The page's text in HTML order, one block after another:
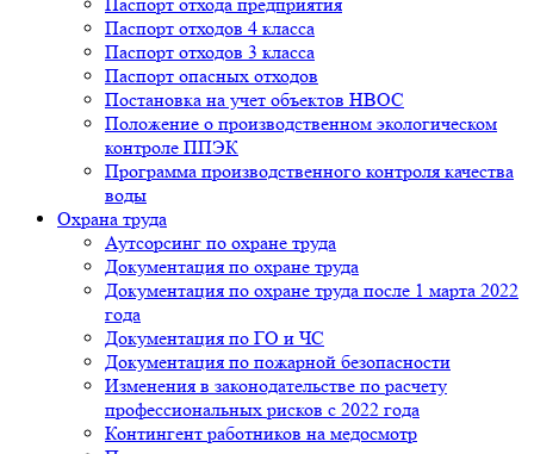
Паспорт отходов 4 класса
Паспорт отходов 3 класса
Паспорт опасных отходов
Постановка на учет объектов НВОС
Положение о производственном экологическом
контроле ППЭК
Программа производственного контроля качества
воды
Охрана труда
Аутсорсинг по охране труда
Документация по охране труда
Документация по охране труда после 1 марта 2022
года
Документация по ГО и ЧС
Документация по пожарной безопасности
Изменения в законодательстве по расчету
профессиональных рисков с 2022 года
Контингент работников на медосмотр